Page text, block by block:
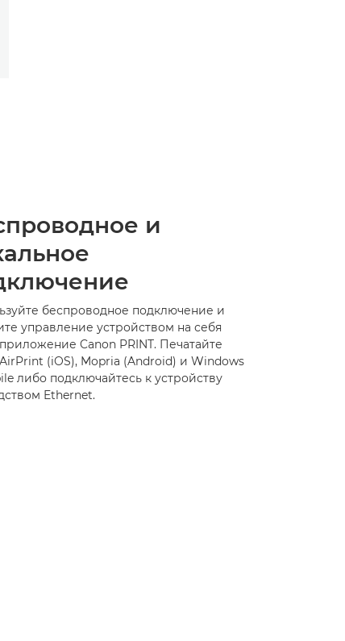
и
беспроводное подключение и
управление устройством на себя
Canon PRINT. Печатайте
(iOS), Mopria (Android) и Windows
либо подключайтесь к устройству
Ethernet.